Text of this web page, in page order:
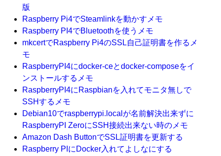
版
Raspberry Pi4でSteamlinkを動かすメモ
Raspberry PI4でBluetoothを使うメモ
mkcertでRaspberry Pi4のSSL自己証明書を作るメ
モ
RaspberryPI4にdocker-ceとdocker-composeをイ
ンストールするメモ
RaspberryPI4にRaspbianを入れてモニタ無しで
SSHするメモ
Debian10でraspberrypi.localが名前解決出来ずに
RaspberryPI ZeroにSSH接続出来ない時のメモ
Amazon Dash ButtonでSSL証明書を更新する
Raspberry PIにDocker入れてよしなにする